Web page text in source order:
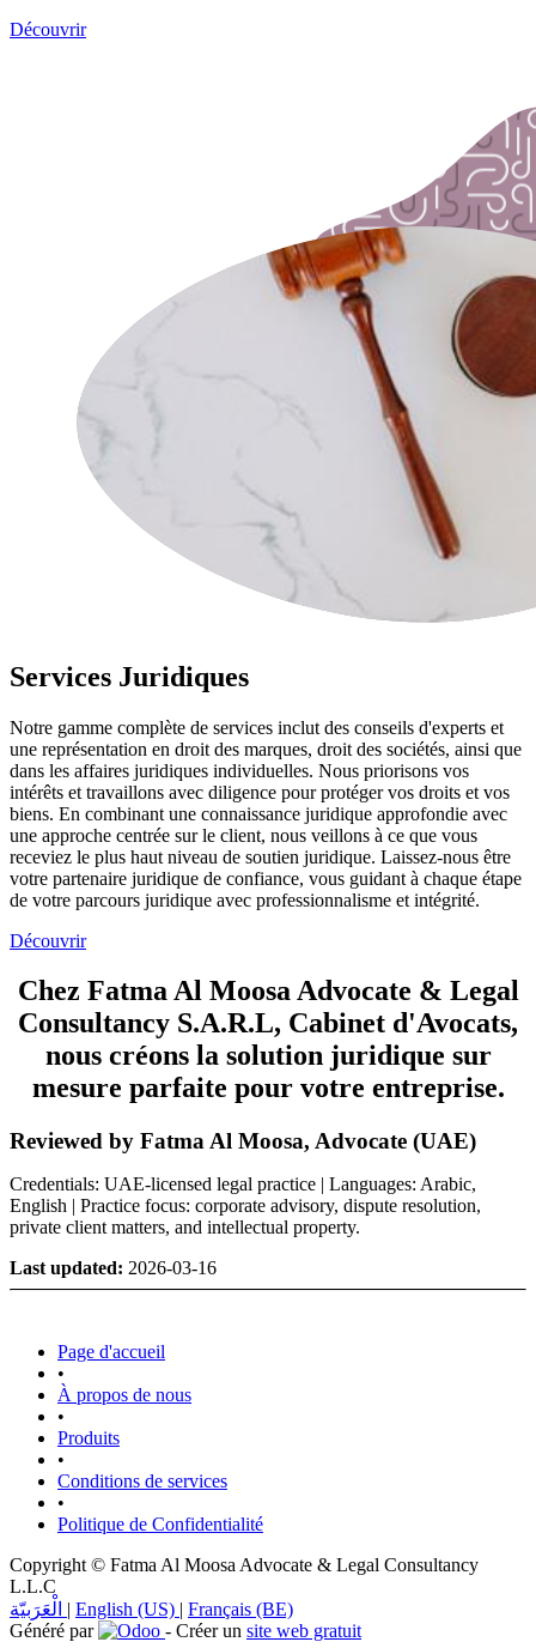
Découvrir
Services Juridiques
Notre gamme complète de services inclut des conseils d'experts et
une représentation en droit des marques, droit des sociétés, ainsi que
dans les affaires juridiques individuelles. Nous priorisons vos
intérêts et travaillons avec diligence pour protéger vos droits et vos
biens. En combinant une connaissance juridique approfondie avec
une approche centrée sur le client, nous veillons à ce que vous
receviez le plus haut niveau de soutien juridique. Laissez-nous être
votre partenaire juridique de confiance, vous guidant à chaque étape
de votre parcours juridique avec professionnalisme et intégrité.
Découvrir
Chez Fatma Al Moosa Advocate & Legal
Consultancy S.A.R.L, Cabinet d'Avocats,
nous créons la solution juridique sur
mesure parfaite pour votre entreprise.
Reviewed by Fatma Al Moosa, Advocate (UAE)
Credentials: UAE-licensed legal practice | Languages: Arabic,
English | Practice focus: corporate advisory, dispute resolution,
private client matters, and intellectual property.
Last updated: 2026-03-16
Page d'accueil
•
À propos de nous
•
Produits
•
Conditions de services
•
Politique de Confidentialité
Copyright © Fatma Al Moosa Advocate & Legal Consultancy
L.L.C
الْعَرَبيّة | English (US) | Français (BE)
Généré par
- Créer un site web gratuit